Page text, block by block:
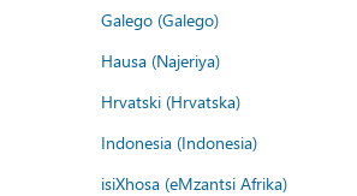
Galego (Galego)
Hausa (Najeriya)
Hrvatski (Hrvatska)
Indonesia (Indonesia)
isiXhosa (eMzantsi Afrika)